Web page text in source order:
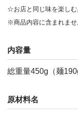
☆お店と同じ味を楽し
※商品内容に含まれま
内容量
総重量450g（麺
原材料名